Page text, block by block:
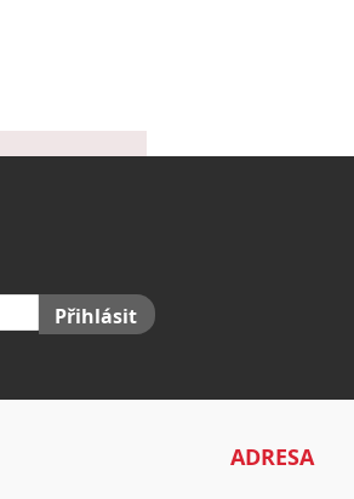
Přihlásit
ADRESA